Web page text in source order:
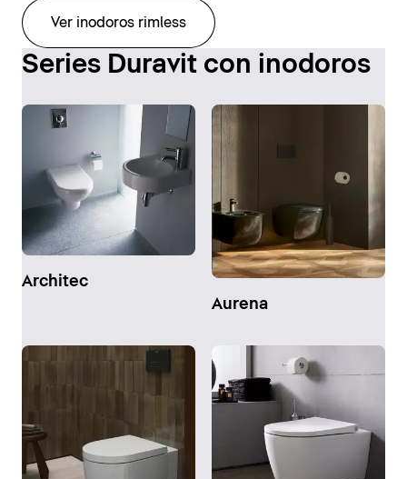
Ver inodoros rimless
Series Duravit con inodoros
Architec
Aurena